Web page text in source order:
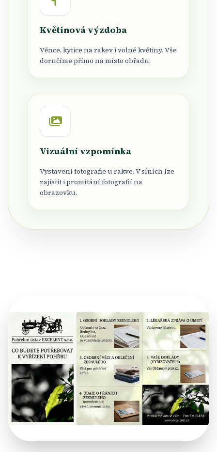
Květinová výzdoba
Věnce, kytice na rakev i volné květiny. Vše
doručíme přímo na místo obřadu.
Vizuální vzpomínka
Vystavení fotografie u rakve. V síních lze
zajistit i promítání fotografií na
obrazovku.